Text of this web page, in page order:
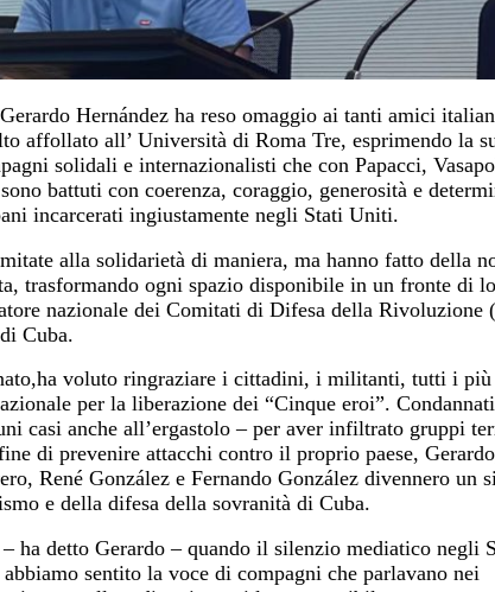
Hernández ha reso omaggio ai tanti amici
affollato all’ Università di Roma Tre, esprimendo la
solidali e internazionalisti che con Papacci,
battuti con coerenza, coraggio, generosità e
incarcerati ingiustamente negli Stati Uniti.
alla solidarietà di maniera, ma hanno fatto della
trasformando ogni spazio disponibile in un fronte di
nazionale dei Comitati di Difesa della Rivoluzione
Cuba.
voluto ringraziare i cittadini, i militanti, tutti i
per la liberazione dei “Cinque eroi”.
casi anche all’ergastolo – per aver infiltrato gruppi
di prevenire attacchi contro il proprio paese,
René González e Fernando González divennero un
e della difesa della sovranità di Cuba.
ha detto Gerardo – quando il silenzio mediatico negli
sentito la voce di compagni che parlavano nei